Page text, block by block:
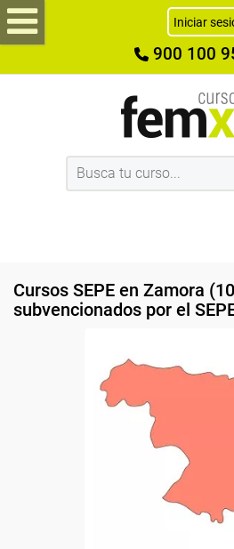
Iniciar
900 100
Cursos SEPE en Zamora
subvencionados por el